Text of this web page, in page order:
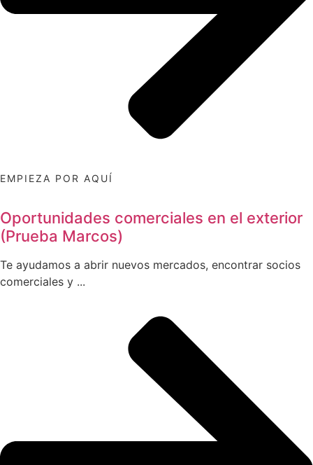
EMPIEZA POR AQUÍ
Oportunidades comerciales en el exterior
(Prueba Marcos)
Te ayudamos a abrir nuevos mercados, encontrar socios
comerciales y ...